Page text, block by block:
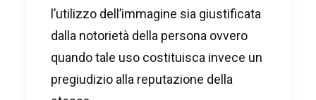
l’utilizzo dell’immagine sia giustificata
dalla notorietà della persona ovvero
quando tale uso costituisca invece un
pregiudizio alla reputazione della